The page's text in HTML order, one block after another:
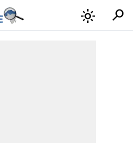
light_mode search